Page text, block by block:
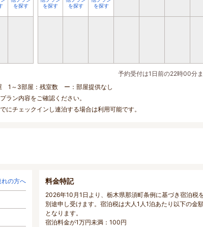
を探す
を探す
を探す
を探す
予約受付は1日前の22時00分
～3部屋：残室数 ー：部屋提供なし
ラン内容をご確認ください。
チェックインし連泊する場合は利用可能です。
れの方へ 料金特記
2026年10月1日より、栃木県那須町条例に基づき宿泊税
別途申し受けます。宿泊税は大人1人1泊あたり以下の金
となります。
宿泊料金が1万円未満：100円